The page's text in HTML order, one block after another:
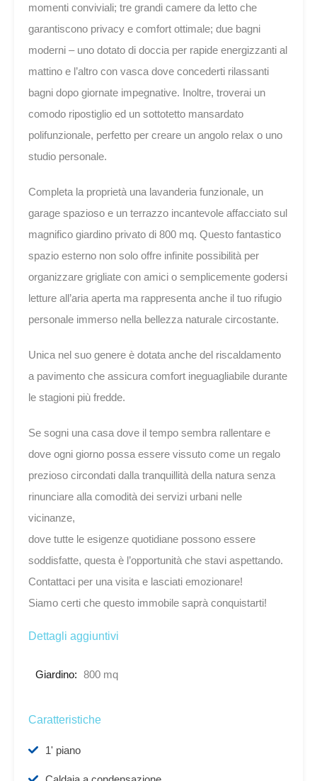
momenti conviviali; tre grandi camere da letto che
garantiscono privacy e comfort ottimale; due bagni
moderni – uno dotato di doccia per rapide energizzanti al
mattino e l’altro con vasca dove concederti rilassanti
bagni dopo giornate impegnative. Inoltre, troverai un
comodo ripostiglio ed un sottotetto mansardato
polifunzionale, perfetto per creare un angolo relax o uno
studio personale.
Completa la proprietà una lavanderia funzionale, un
garage spazioso e un terrazzo incantevole affacciato sul
magnifico giardino privato di 800 mq. Questo fantastico
spazio esterno non solo offre infinite possibilità per
organizzare grigliate con amici o semplicemente godersi
letture all’aria aperta ma rappresenta anche il tuo rifugio
personale immerso nella bellezza naturale circostante.
Unica nel suo genere è dotata anche del riscaldamento
a pavimento che assicura comfort ineguagliabile durante
le stagioni più fredde.
Se sogni una casa dove il tempo sembra rallentare e
dove ogni giorno possa essere vissuto come un regalo
prezioso circondati dalla tranquillità della natura senza
rinunciare alla comodità dei servizi urbani nelle
vicinanze,
dove tutte le esigenze quotidiane possono essere
soddisfatte, questa è l’opportunità che stavi aspettando.
Contattaci per una visita e lasciati emozionare!
Siamo certi che questo immobile saprà conquistarti!
Dettagli aggiuntivi
Giardino: 800 mq
Caratteristiche
1' piano